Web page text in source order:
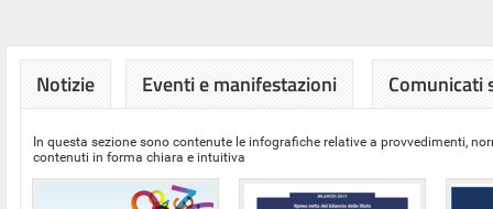
Notizie Eventi e manifestazioni Comunicati
In questa sezione sono contenute le infografiche relative a provvedimenti,
contenuti in forma chiara e intuitiva